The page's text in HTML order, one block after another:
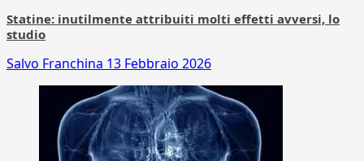
Statine: inutilmente attribuiti molti effetti avversi, lo
studio
Salvo Franchina 13 Febbraio 2026